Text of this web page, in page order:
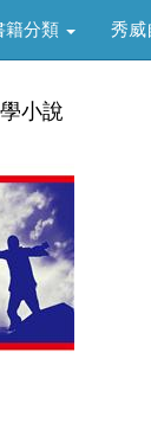
籍分類 秀威
小說